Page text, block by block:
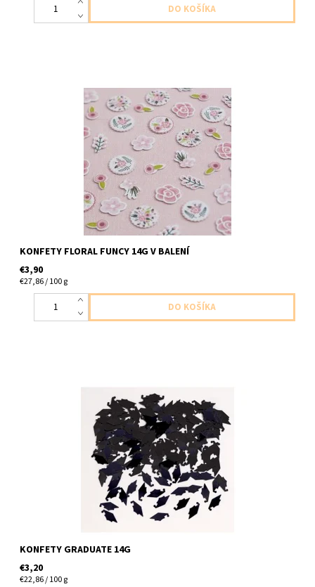
papierove konfety kvetinova zabava 14g v baleni
KONFETY FLORAL FUNCY 14G V BALENÍ
€3,90
€27,86 / 100 g
plastove konfetky promocia 14g v baleni
KONFETY GRADUATE 14G
€3,20
€22,86 / 100 g